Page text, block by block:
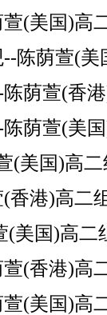
(美国)高
陈荫萱(
荫萱(香
荫萱(美
(美国)高
香港)高二
(美国)高二
(香港)高
(美国)高